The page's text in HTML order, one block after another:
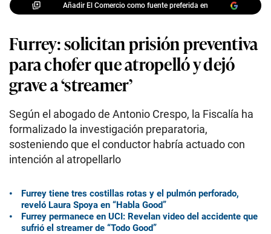
Añadir El Comercio como fuente preferida en
Furrey: solicitan prisión preventiva
para chofer que atropelló y dejó
grave a ‘streamer’
Según el abogado de Antonio Crespo, la Fiscalía ha
formalizado la investigación preparatoria,
sosteniendo que el conductor habría actuado con
intención al atropellarlo
Furrey tiene tres costillas rotas y el pulmón perforado,
reveló Laura Spoya en “Habla Good”
Furrey permanece en UCI: Revelan video del accidente que
sufrió el streamer de “Todo Good”